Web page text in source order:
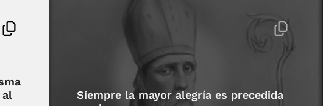
al
Siempre la mayor alegría es precedida